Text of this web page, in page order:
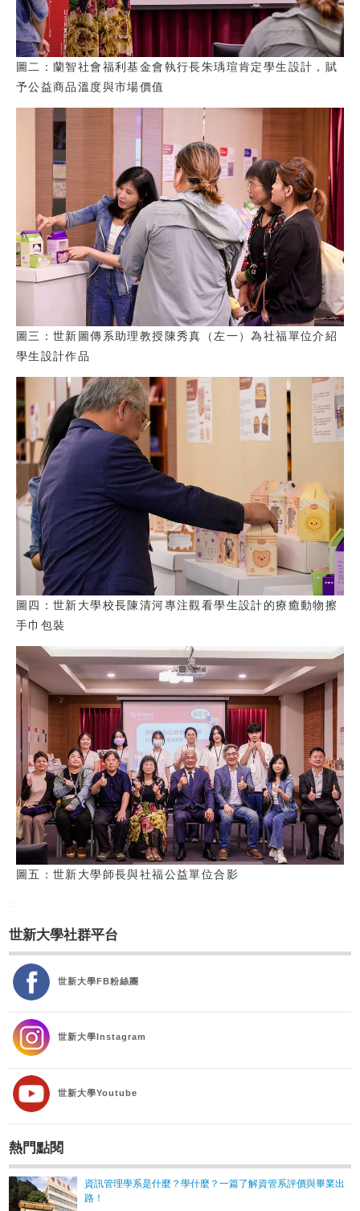
圖二：蘭智社會福利基金會執行長朱瑀瑄肯定學生設計，賦
予公益商品溫度與市場價值
圖三：世新圖傳系助理教授陳秀真（左一）為社福單位介紹
學生設計作品
圖四：世新大學校長陳清河專注觀看學生設計的療癒動物擦
手巾包裝
圖五：世新大學師長與社福公益單位合影
世新大學社群平台
世新大學FB粉絲團
世新大學Instagram
世新大學Youtube
熱門點閱
資訊管理學系是什麼？學什麼？一篇了解資管系評價與畢業出
路！